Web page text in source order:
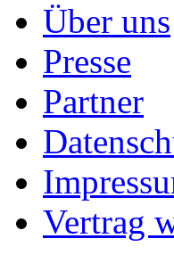
Über uns
Presse
Partner
Vertrag